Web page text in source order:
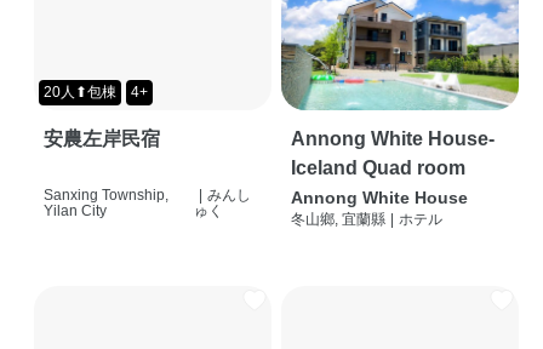
20人⬆包棟 4+
安農左岸民宿
Sanxing Township,
Yilan City
| みんし
ゅく
Annong White House-
Iceland Quad room
Annong White House
冬山鄉, 宜蘭縣 | ホテル